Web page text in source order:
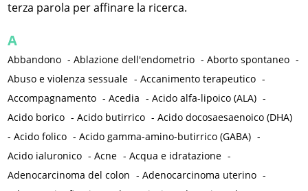
terza parola per affinare la ricerca.
A
Abbandono -Ablazione dell'endometrio -Aborto spontaneo -
Abuso e violenza sessuale -Accanimento terapeutico -
Accompagnamento -Acedia -Acido alfa-lipoico (ALA) -
Acido borico -Acido butirrico -Acido docosaesaenoico (DHA)
-Acido folico -Acido gamma-amino-butirrico (GABA) -
Acido ialuronico -Acne -Acqua e idratazione -
Adenocarcinoma del colon -Adenocarcinoma uterino -